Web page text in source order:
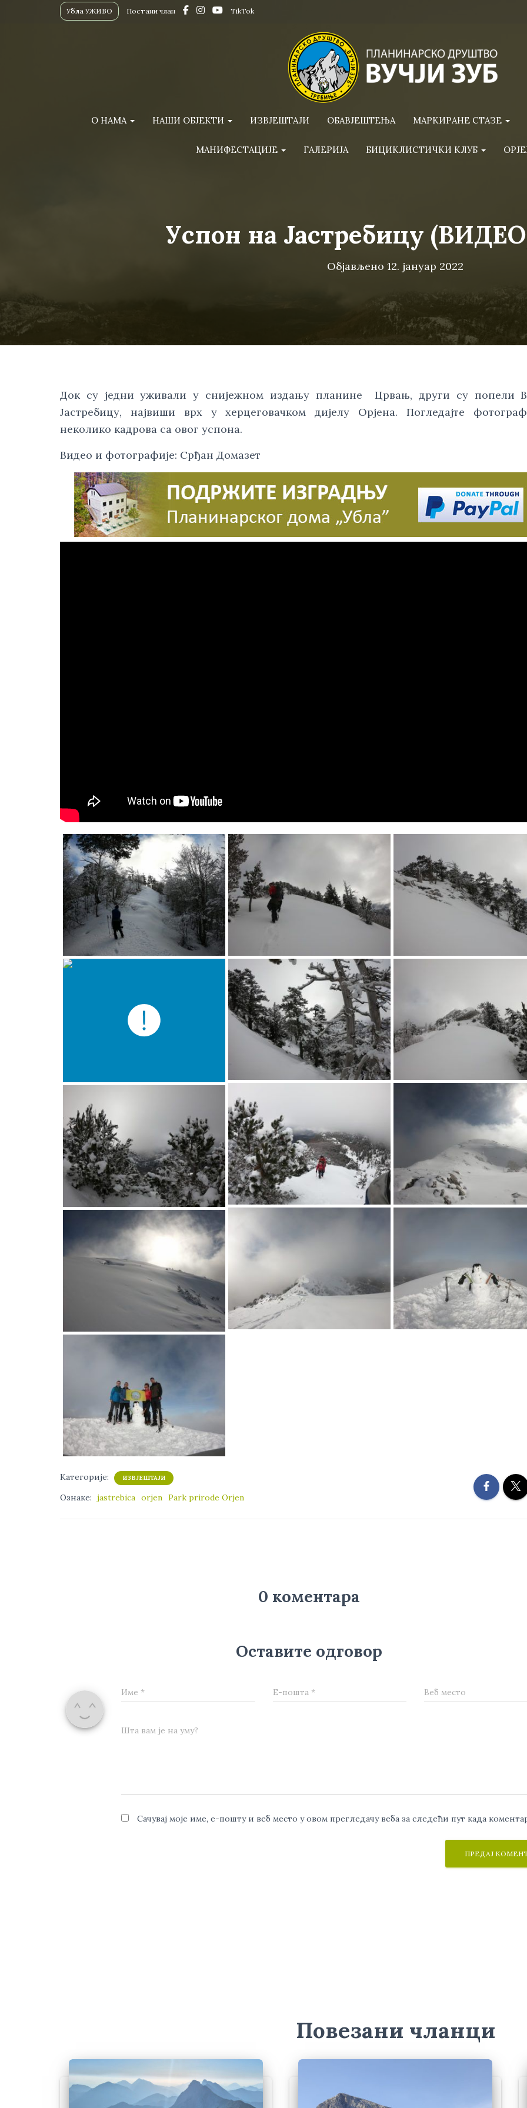
Убла УЖИВО Постани члан TikTok
О НАМА НАШИ ОБЈЕКТИ ИЗВЈЕШТАЈИ ОБАВЈЕШТЕЊА МАРКИРАНЕ СТАЗЕ
МАНИФЕСТАЦИЈЕ ГАЛЕРИЈА БИЦИКЛИСТИЧКИ КЛУБ
Успон на Јастребицу
Објављено 12. јануар 2022
Док су једни уживали у снијежном издању планине Црвањ, други су попели
Јастребицу, највиши врх у херцеговачком дијелу Орјена. Погледајте
неколико кадрова са овог успона.
Видео и фотографије: Срђан Домазет
Категорије: ИЗВЈЕШТАЈИ
Ознаке: jastrebica orjen Park prirode Orjen
0 коментара
Оставите одговор
Име * Е-пошта * Веб место
Шта вам је на уму?
Сачувај моје име, е-пошту и веб место у овом прегледачу веба за следећи пут када
Повезани чланци